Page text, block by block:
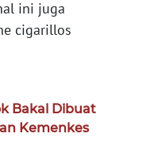
ini juga
cigarillos
Bakal Dibuat
Kemenkes